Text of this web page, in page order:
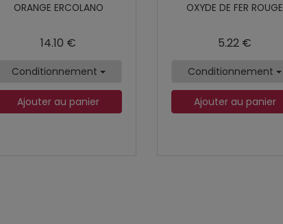
ORANGE ERCOLANO
14.10 €
Conditionnement
Ajouter au panier
OXYDE DE FER ROUGE
5.22 €
Conditionnement
Ajouter au panier